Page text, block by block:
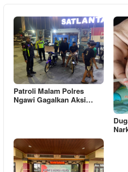
Patroli Malam Polres
Ngawi Gagalkan Aksi…